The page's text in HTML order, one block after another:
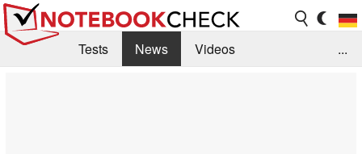
Tests News
Videos
...